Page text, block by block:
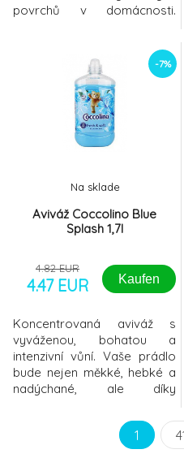
povrchů v domácnosti.
pylem, přítomností psa nebo
kočky) a 99,9 % bakterií a
virů** (Účinně likviduje
obalené viry jako Modified
Vaccinia Ankara a Sars-
Cov-2).Odstraní silné
-7%
Aviváž Coccolino Blue
Splash 1,7l
Na sklade
4.82 EUR
4.47 EUR Kaufen
Koncentrovaná aviváž s
vyváženou, bohatou a
intenzivní vůní. Vaše prádlo
bude nejen měkké, hebké a
nadýchané, ale díky
mikrokapslím vás bude také
dlouho těšit svěží vůní, která
mezi spotřebiteli patří k těm
1